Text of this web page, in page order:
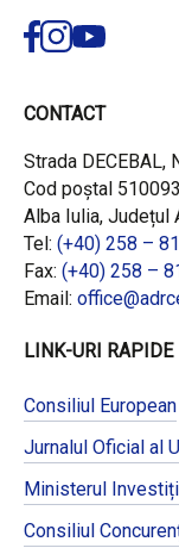
CONTACT
Strada DECEBAL,
Cod poștal
Alba Iulia, Județul
Tel: (+40) 258 –
Fax: (+40) 258 –
Email:
LINK-URI RAPIDE
Consiliul European
Jurnalul Oficial al
Ministerul
Consiliul